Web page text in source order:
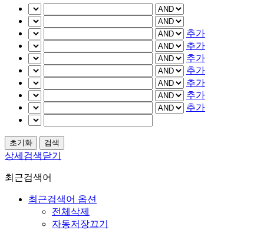
추가
추가
추가
추가
추가
추가
추가
상세검색닫기
최근검색어
최근검색어 옵션
전체삭제
자동저장끄기